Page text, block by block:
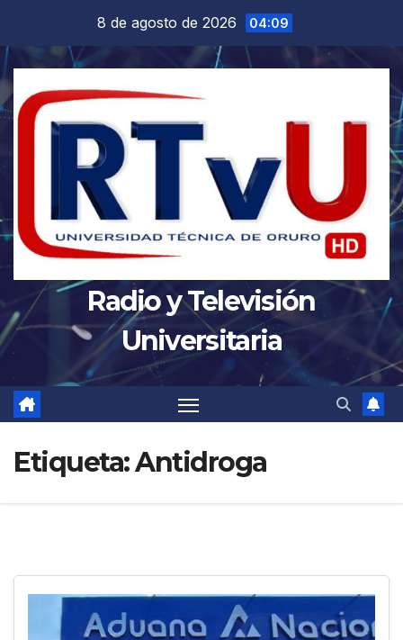
contenido
8 de agosto de 2026 04:09
Radio y Televisión
Universitaria
Etiqueta:Antidroga